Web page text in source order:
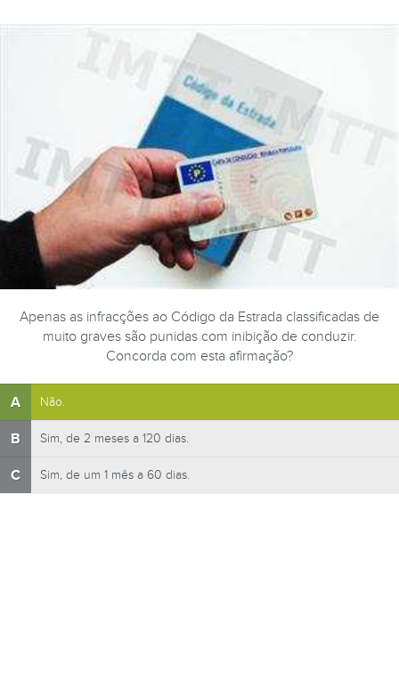
Apenas as infracções ao Código da Estrada classificadas de
muito graves são punidas com inibição de conduzir.
Concorda com esta afirmação?
A Não.
B Sim, de 2 meses a 120 dias.
C Sim, de um 1 mês a 60 dias.